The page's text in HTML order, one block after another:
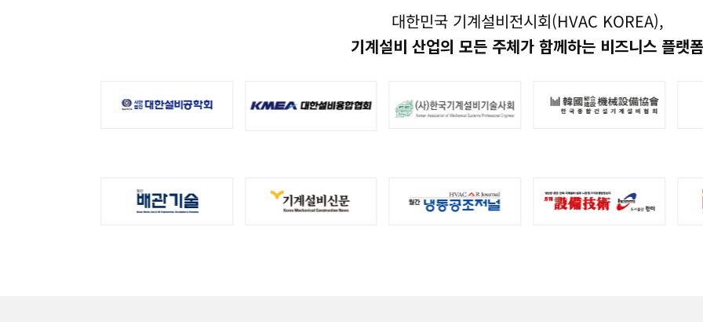
대한민국 기계설비전시회(HVAC KOREA),
기계설비 산업의 모든 주체가 함께하는 비즈니스 플랫폼